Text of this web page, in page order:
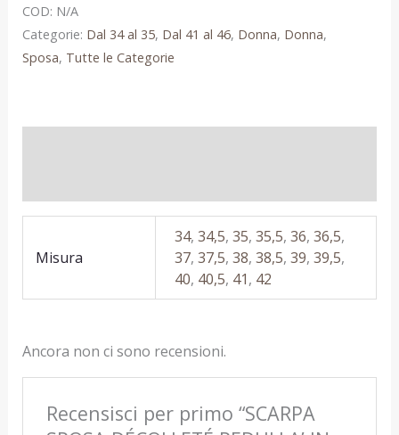
COD: N/A
Categorie: Dal 34 al 35, Dal 41 al 46, Donna, Donna,
Sposa, Tutte le Categorie
Misura
34,34,5,35,35,5,36,36,5,
37,37,5,38,38,5,39,39,5,
40, 40,5, 41, 42
Ancora non ci sono recensioni.
Recensisci per primo “SCARPA